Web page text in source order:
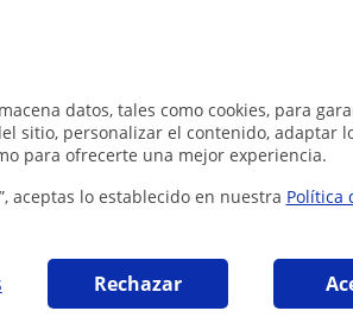
datos, tales como cookies, para
sitio, personalizar el contenido, adaptar
para ofrecerte una mejor experiencia.
aceptas lo establecido en nuestra Política
Rechazar
Profesora de clases de
y bachillerato
Estudiante de segundo curso de